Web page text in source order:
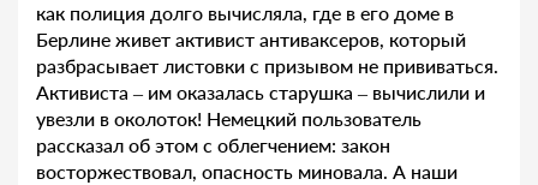
как полиция долго вычисляла, где в его доме в
Берлине живет активист антиваксеров, который
разбрасывает листовки с призывом не прививаться.
Активиста – им оказалась старушка – вычислили и
увезли в околоток! Немецкий пользователь
рассказал об этом с облегчением: закон
восторжествовал, опасность миновала. А наши